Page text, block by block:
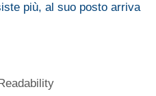
più, al suo posto arriva